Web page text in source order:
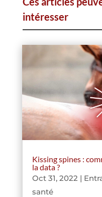
intéresser
Kissing spines :
la data ?
Oct 31, 2022 |
santé